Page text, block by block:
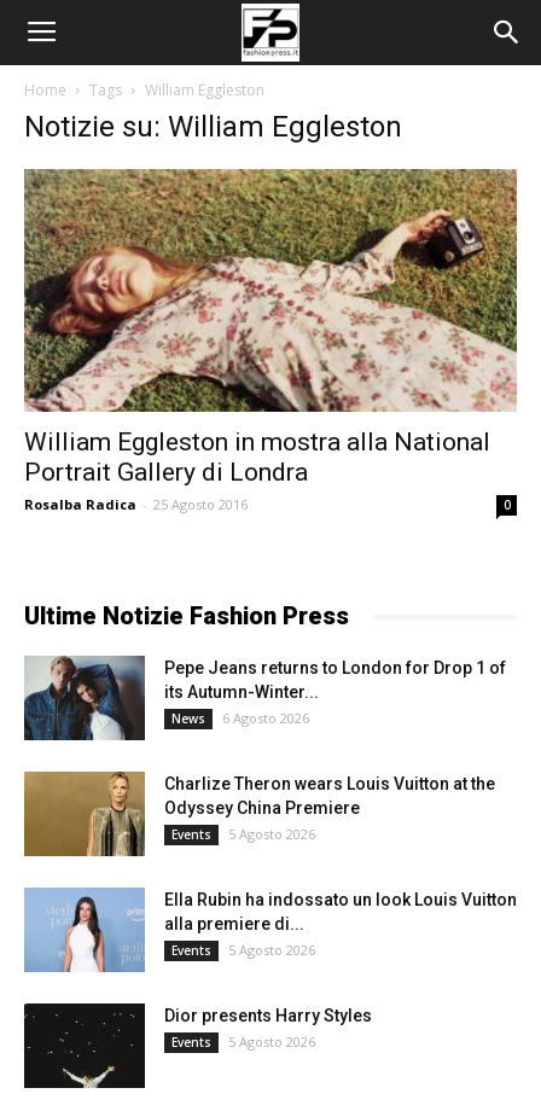
Home Tags William Eggleston
Notizie su: William Eggleston
William Eggleston in mostra alla National
Portrait Gallery di Londra
Rosalba Radica - 25 Agosto 2016 0
Ultime Notizie Fashion Press
Pepe Jeans returns to London for Drop 1 of
its Autumn-Winter...
News 6 Agosto 2026
Charlize Theron wears Louis Vuitton at the
Odyssey China Premiere
Events 5 Agosto 2026
Ella Rubin ha indossato un look Louis Vuitton
alla premiere di...
Events 5 Agosto 2026
Dior presents Harry Styles
Events 5 Agosto 2026